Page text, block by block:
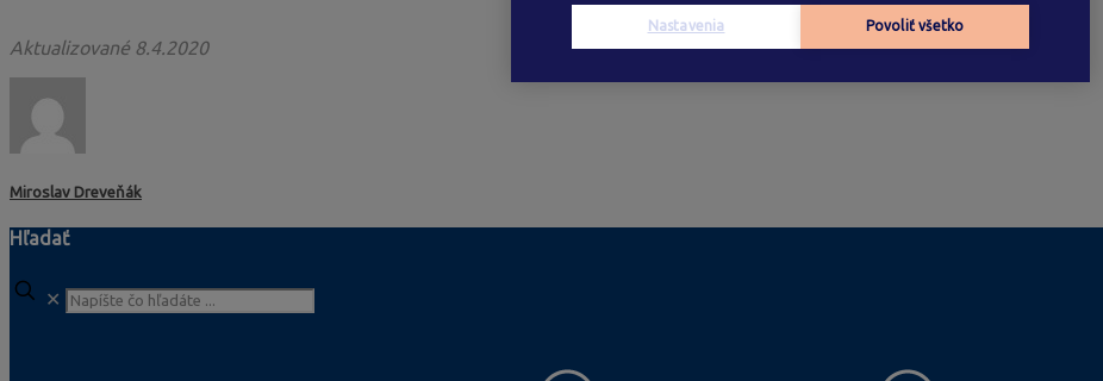
Aktualizované 8.4.2020
Miroslav Dreveňák
Hľadať
✕
Nastavenia Povoliť všetko